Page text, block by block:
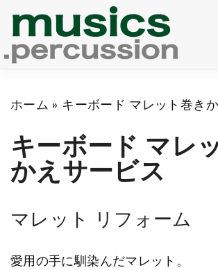
ホーム » キーボード マレット巻き
キーボード マレ
かえサービス
マレット リフォーム
愛用の手に馴染んだマレット。